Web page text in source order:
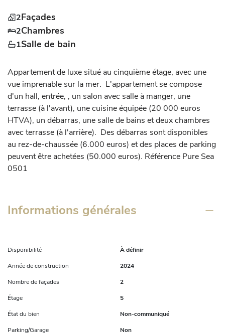
2Façades
2Chambres
1Salle de bain
Appartement de luxe situé au cinquième étage, avec une
vue imprenable sur la mer.  L'appartement se compose
d'un hall, entrée, , un salon avec salle à manger, une
terrasse (à l'avant), une cuisine équipée (20 000 euros
HTVA), un débarras, une salle de bains et deux chambres
avec terrasse (à l'arrière).  Des débarras sont disponibles
au rez-de-chaussée (6.000 euros) et des places de parking
peuvent être achetées (50.000 euros). Référence Pure Sea
0501
Informations générales
Disponibilité
À définir
Année de construction
2024
Nombre de façades
2
Étage
5
État du bien
Non-communiqué
Parking/Garage
Non